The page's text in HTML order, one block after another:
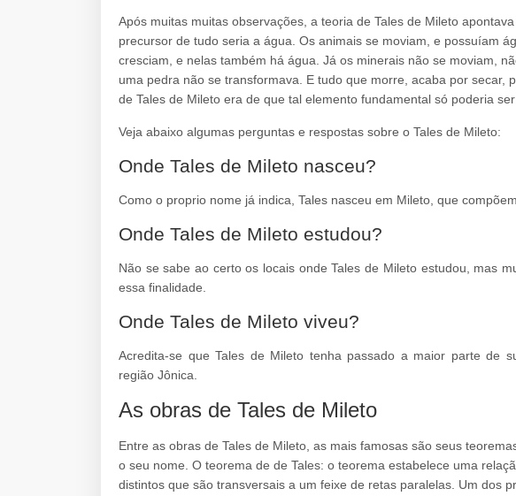
Após muitas muitas observações, a teoria de Tales de Mileto
precursor de tudo seria a água. Os animais se moviam, e possuíam
cresciam, e nelas também há água. Já os minerais não se moviam,
uma pedra não se transformava. E tudo que morre, acaba por secar,
de Tales de Mileto era de que tal elemento fundamental só poderia ser
Veja abaixo algumas perguntas e respostas sobre o Tales de Mileto:
Onde Tales de Mileto nasceu?
Como o proprio nome já indica, Tales nasceu em Mileto, que
Onde Tales de Mileto estudou?
Não se sabe ao certo os locais onde Tales de Mileto estudou, mas
essa finalidade.
Onde Tales de Mileto viveu?
Acredita-se que Tales de Mileto tenha passado a maior parte de
região Jônica.
As obras de Tales de Mileto
Entre as obras de Tales de Mileto, as mais famosas são seus
o seu nome. O teorema de de Tales: o teorema estabelece uma
distintos que são transversais a um feixe de retas paralelas. Um dos